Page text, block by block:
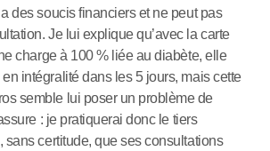
des soucis financiers et ne peut pas
Je lui explique qu’avec la carte
charge à 100 % liée au diabète, elle
intégralité dans les 5 jours, mais cette
semble lui poser un problème de
: je pratiquerai donc le tiers
sans certitude, que ses consultations